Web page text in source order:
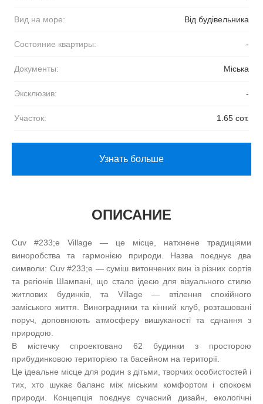
Вид на море: Від будівельника
Состояние квартиры: -
Документы: Міська
Эксклюзив: -
Участок: 1.65 сот.
Узнать больше
ОПИСАНИЕ
Cuv #233;e Village — це місце, натхнене традиціями
виноробства та гармонією природи. Назва поєднує два
символи: Cuv #233;e — суміш витончених вин із різних сортів
та регіонів Шампані, що стало ідеєю для візуального стилю
житлових будинків, та Village — втілення спокійного
заміського життя. Виноградники та кінний клуб, розташовані
поруч, доповнюють атмосферу вишуканості та єднання з
природою.
В містечку спроектовано 62 будинки з просторою
прибудинковою територією та басейном на території.
Це ідеальне місце для родин з дітьми, творчих особистостей і
тих, хто шукає баланс між міським комфортом і спокоєм
природи. Концепція поєднує сучасний дизайн, екологічні